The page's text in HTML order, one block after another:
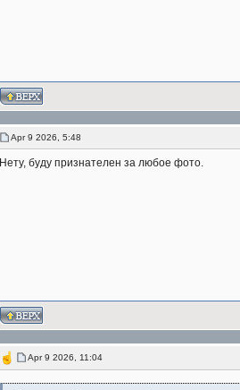
Apr 9 2026, 5:48
Нету, буду признателен за любое фото.
Apr 9 2026, 11:04